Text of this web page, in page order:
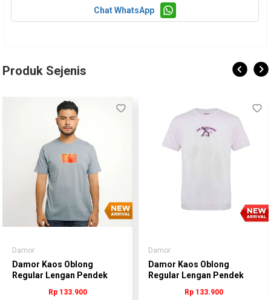
Chat WhatsApp
Produk Sejenis
Damor
Damor Kaos Oblong
Regular Lengan Pendek
(DMRLBRN)Rp 133.900
Damor
Damor Kaos Oblong
Regular Lengan Pendek
RMBDS.JB103U
Rp 133.900